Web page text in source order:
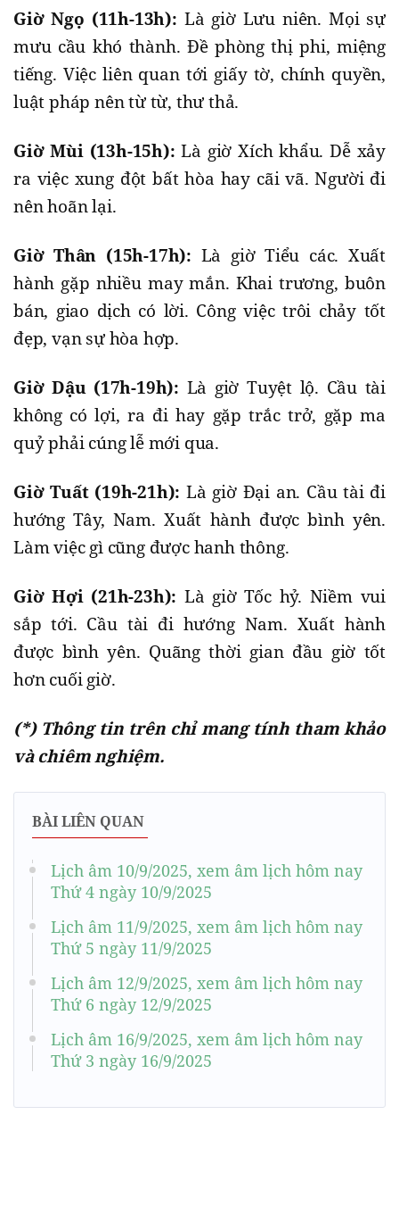
Giờ Ngọ (11h-13h): Là giờ Lưu niên. Mọi sự
mưu cầu khó thành. Đề phòng thị phi, miệng
tiếng. Việc liên quan tới giấy tờ, chính quyền,
luật pháp nên từ từ, thư thả.
Giờ Mùi (13h-15h): Là giờ Xích khẩu. Dễ xảy
ra việc xung đột bất hòa hay cãi vã. Người đi
nên hoãn lại.
Giờ Thân (15h-17h): Là giờ Tiểu các. Xuất
hành gặp nhiều may mắn. Khai trương, buôn
bán, giao dịch có lời. Công việc trôi chảy tốt
đẹp, vạn sự hòa hợp.
Giờ Dậu (17h-19h): Là giờ Tuyệt lộ. Cầu tài
không có lợi, ra đi hay gặp trắc trở, gặp ma
quỷ phải cúng lễ mới qua.
Giờ Tuất (19h-21h): Là giờ Đại an. Cầu tài đi
hướng Tây, Nam. Xuất hành được bình yên.
Làm việc gì cũng được hanh thông.
Giờ Hợi (21h-23h): Là giờ Tốc hỷ. Niềm vui
sắp tới. Cầu tài đi hướng Nam. Xuất hành
được bình yên. Quãng thời gian đầu giờ tốt
hơn cuối giờ.
(*) Thông tin trên chỉ mang tính tham khảo
và chiêm nghiệm.
BÀI LIÊN QUAN
Lịch âm 10/9/2025, xem âm lịch hôm nay
Thứ 4 ngày 10/9/2025
Lịch âm 11/9/2025, xem âm lịch hôm nay
Thứ 5 ngày 11/9/2025
Lịch âm 12/9/2025, xem âm lịch hôm nay
Thứ 6 ngày 12/9/2025
Lịch âm 16/9/2025, xem âm lịch hôm nay
Thứ 3 ngày 16/9/2025